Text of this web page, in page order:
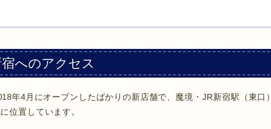
へのアクセス
年4月にオープンしたばかりの新店舗で、魔境・JR新宿駅（東口）
位置しています。